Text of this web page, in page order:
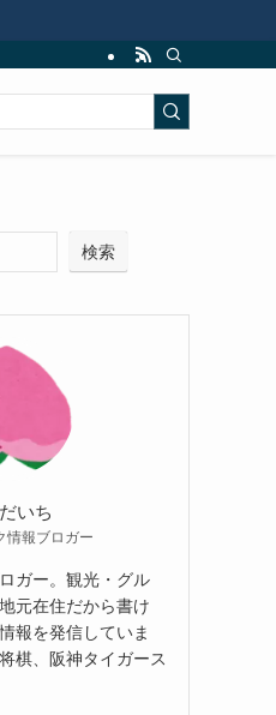
検索
いち
情報ブロガー
ガー。観光・グル
元在住だから書け
報を発信していま
棋、阪神タイガース